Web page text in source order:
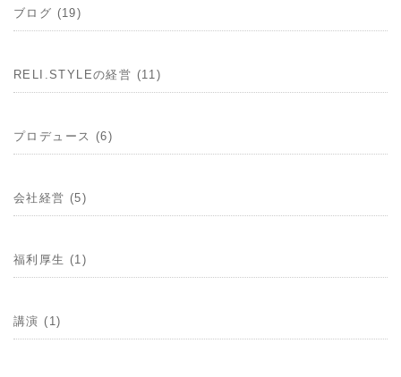
ブログ (19)
RELI.STYLEの経営 (11)
プロデュース (6)
会社経営 (5)
福利厚生 (1)
講演 (1)